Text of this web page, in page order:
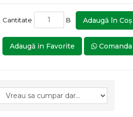
Cantitate B Adaugă în Coş
Adaugă in Favorite